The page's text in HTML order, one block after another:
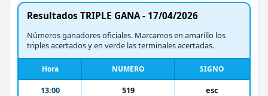
Resultados TRIPLE GANA - 17/04/2026
Números ganadores oficiales. Marcamos en amarillo los
triples acertados y en verde las terminales acertadas.
Hora NUMERO SIGNO
13:00 519
esc